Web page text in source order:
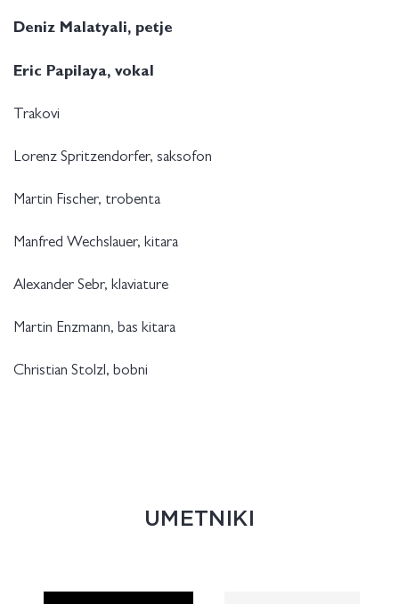
Deniz Malatyali, petje
Eric Papilaya, vokal
Trakovi
Lorenz Spritzendorfer, saksofon
Martin Fischer, trobenta
Manfred Wechslauer, kitara
Alexander Sebr, klaviature
Martin Enzmann, bas kitara
Christian Stolzl, bobni
UMETNIKI